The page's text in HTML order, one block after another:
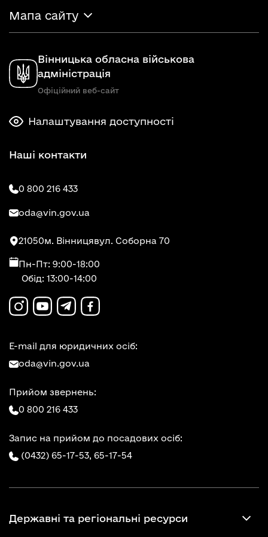
Мапа сайту
Вінницька обласна військова
адміністрація
Офіційний веб-сайт
Налаштування доступності
Наші контакти
0 800 216 433
oda@vin.gov.ua
21050м. Вінницявул. Соборна 70
Пн-Пт: 9:00-18:00
Обід: 13:00-14:00
E-mail для юридичних осіб:
oda@vin.gov.ua
Прийом звернень:
0 800 216 433
Запис на прийом до посадових осіб:
(0432) 65-17-53, 65-17-54
Державні та регіональні ресурси